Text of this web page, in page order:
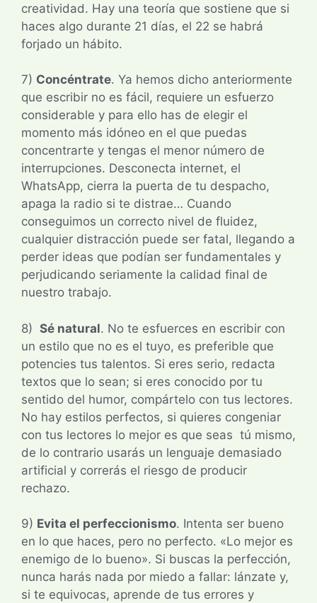
creatividad. Hay una teoría que sostiene que si
haces algo durante 21 días, el 22 se habrá
forjado un hábito.
7) Concéntrate. Ya hemos dicho anteriormente
que escribir no es fácil, requiere un esfuerzo
considerable y para ello has de elegir el
momento más idóneo en el que puedas
concentrarte y tengas el menor número de
interrupciones. Desconecta internet, el
WhatsApp, cierra la puerta de tu despacho,
apaga la radio si te distrae… Cuando
conseguimos un correcto nivel de fluidez,
cualquier distracción puede ser fatal, llegando a
perder ideas que podían ser fundamentales y
perjudicando seriamente la calidad final de
nuestro trabajo.
8) Sé natural. No te esfuerces en escribir con
un estilo que no es el tuyo, es preferible que
potencies tus talentos. Si eres serio, redacta
textos que lo sean; si eres conocido por tu
sentido del humor, compártelo con tus lectores.
No hay estilos perfectos, si quieres congeniar
con tus lectores lo mejor es que seas tú mismo,
de lo contrario usarás un lenguaje demasiado
artificial y correrás el riesgo de producir
rechazo.
9) Evita el perfeccionismo. Intenta ser bueno
en lo que haces, pero no perfecto. «Lo mejor es
enemigo de lo bueno». Si buscas la perfección,
nunca harás nada por miedo a fallar: lánzate y,
si te equivocas, aprende de tus errores y